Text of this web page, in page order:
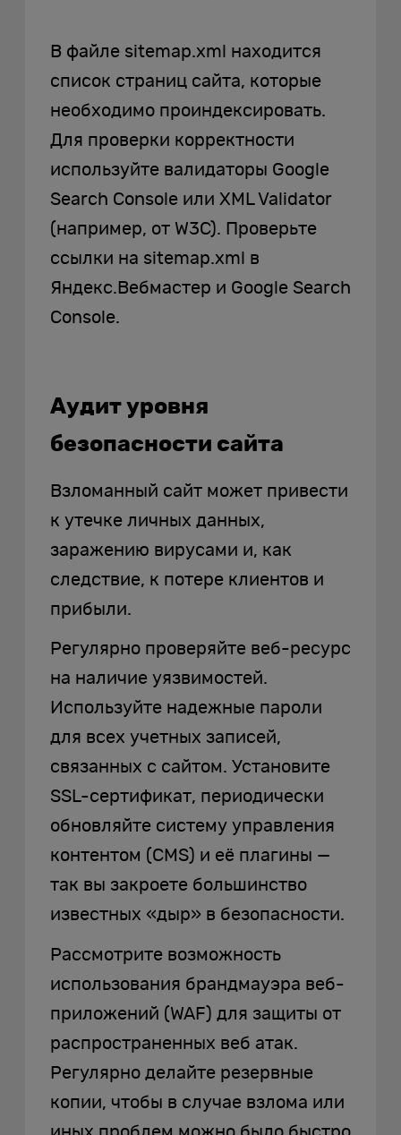
В файле sitemap.xml находится
список страниц сайта, которые
необходимо проиндексировать.
Для проверки корректности
используйте валидаторы Google
Search Console или XML Validator
(например, от W3C). Проверьте
ссылки на sitemap.xml в
Яндекс.Вебмастер и Google Search
Console.
Аудит уровня
безопасности сайта
Взломанный сайт может привести
к утечке личных данных,
заражению вирусами и, как
следствие, к потере клиентов и
прибыли.
Регулярно проверяйте веб-ресурс
на наличие уязвимостей.
Используйте надежные пароли
для всех учетных записей,
связанных с сайтом. Установите
SSL-сертификат, периодически
обновляйте систему управления
контентом (CMS) и её плагины —
так вы закроете большинство
известных «дыр» в безопасности.
Рассмотрите возможность
использования брандмауэра веб-
приложений (WAF) для защиты от
распространенных веб атак.
Регулярно делайте резервные
копии, чтобы в случае взлома или